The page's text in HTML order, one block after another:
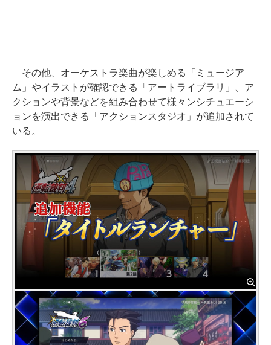
その他、オーケストラ楽曲が楽しめる「ミュージア
ム」やイラストが確認できる「アートライブラリ」、ア
クションや背景などを組み合わせて様々ンシチュエーシ
ョンを演出できる「アクションスタジオ」が追加されて
いる。